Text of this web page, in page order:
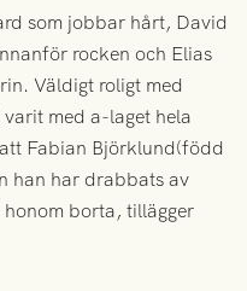
som jobbar hårt, David
rocken och Elias
Väldigt roligt med
varit med a-laget hela
Fabian Björklund(född
han har drabbats av
borta, tillägger